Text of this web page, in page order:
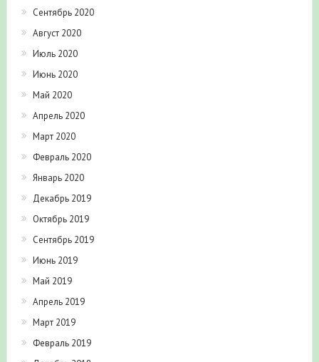
Сентябрь 2020
Август 2020
Июль 2020
Июнь 2020
Май 2020
Апрель 2020
Март 2020
Февраль 2020
Январь 2020
Декабрь 2019
Октябрь 2019
Сентябрь 2019
Июнь 2019
Май 2019
Апрель 2019
Март 2019
Февраль 2019